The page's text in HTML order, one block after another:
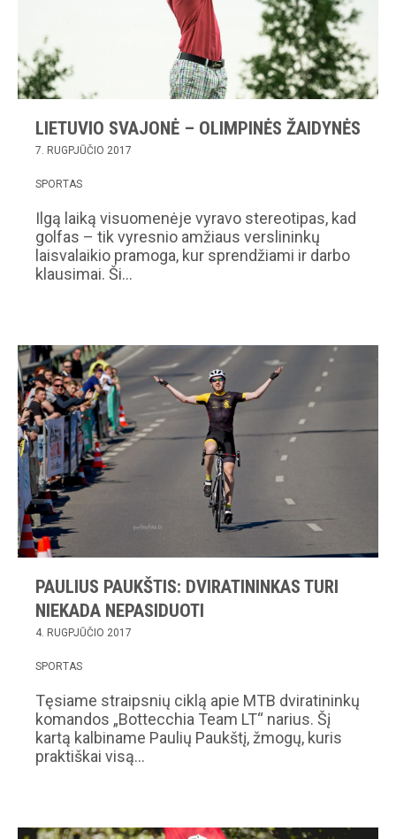
LIETUVIO SVAJONĖ – OLIMPINĖS ŽAIDYNĖS
7. RUGPJŪČIO 2017
SPORTAS
Ilgą laiką visuomenėje vyravo stereotipas, kad
golfas – tik vyresnio amžiaus verslininkų
laisvalaikio pramoga, kur sprendžiami ir darbo
klausimai. Ši…
PAULIUS PAUKŠTIS: DVIRATININKAS TURI
NIEKADA NEPASIDUOTI
4. RUGPJŪČIO 2017
SPORTAS
Tęsiame straipsnių ciklą apie MTB dviratininkų
komandos „Bottecchia Team LT“ narius. Šį
kartą kalbiname Paulių Paukštį, žmogų, kuris
praktiškai visą…